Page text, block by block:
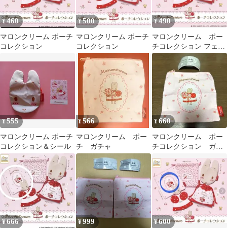
¥460
マロンクリーム ポーチ
コレクション
¥500
マロンクリーム ポーチ
コレクション
¥490
マロンクリーム ポー
チコレクション フェイ
スポーチ
¥555
マロンクリーム ポーチ
コレクション＆シール
¥566
マロンクリーム ポー
チ ガチャ
¥660
マロンクリーム ポー
チコレクション ガチ
ャガチャ スクエアポ
ーチ
¥666 ¥999 ¥600